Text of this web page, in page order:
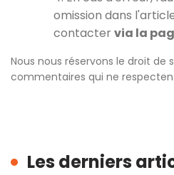
omission dans
contacter via la
Nous nous réservons le droit de
commentaires qui ne
Les derniers